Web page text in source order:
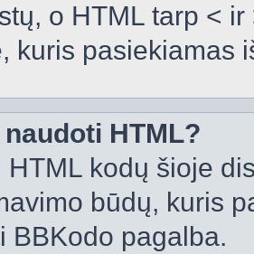
o HTML tarp <
kuris pasiekiamas
HTML?
HTML kodų šioje
būdų, kuris
BBKodo pagalba.